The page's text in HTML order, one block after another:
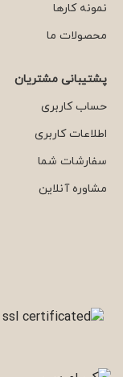
نمونه کارها
محصولات ما
پشتیبانی مشتریان
حساب کاربری
اطلاعات کاربری
سفارشات شما
مشاوره آنلاین